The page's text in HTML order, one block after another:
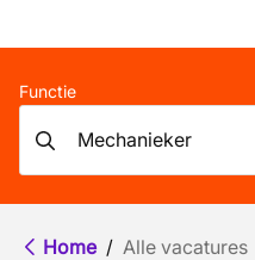
Functie
Home / Alle vacatures